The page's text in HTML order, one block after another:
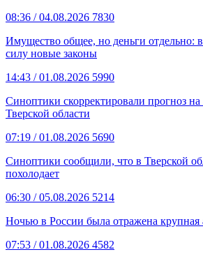
08:36 / 04.08.2026 7830
Имущество общее, но деньги отдельно:
силу новые законы
14:43 / 01.08.2026 5990
Синоптики скорректировали прогноз
Тверской области
07:19 / 01.08.2026 5690
Синоптики сообщили, что в Тверской
похолодает
06:30 / 05.08.2026 5214
Ночью в России была отражена
07:53 / 01.08.2026 4582